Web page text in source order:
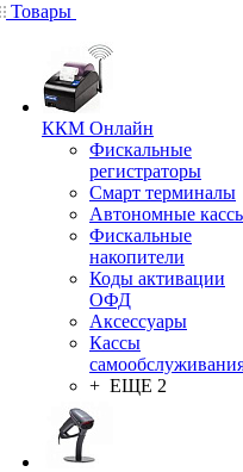
Товары
ККМ Онлайн
Фискальные
регистраторы
Смарт терминалы
Автономные
Фискальные
накопители
Коды активации
ОФД
Аксессуары
Кассы
+ ЕЩЕ 2